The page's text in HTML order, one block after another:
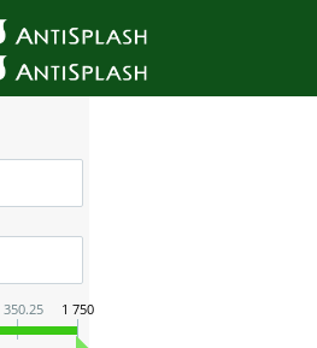
350.25 1 750